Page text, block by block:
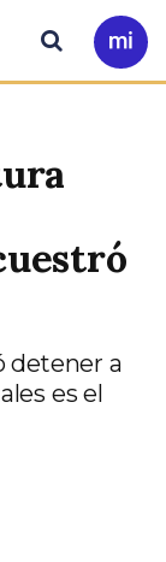
Ir
a
Buscar
detener a
es el